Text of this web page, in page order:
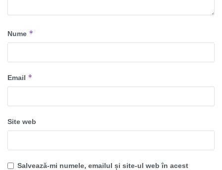
Nume *
Email *
Site web
Salvează-mi numele, emailul și site-ul web în acest